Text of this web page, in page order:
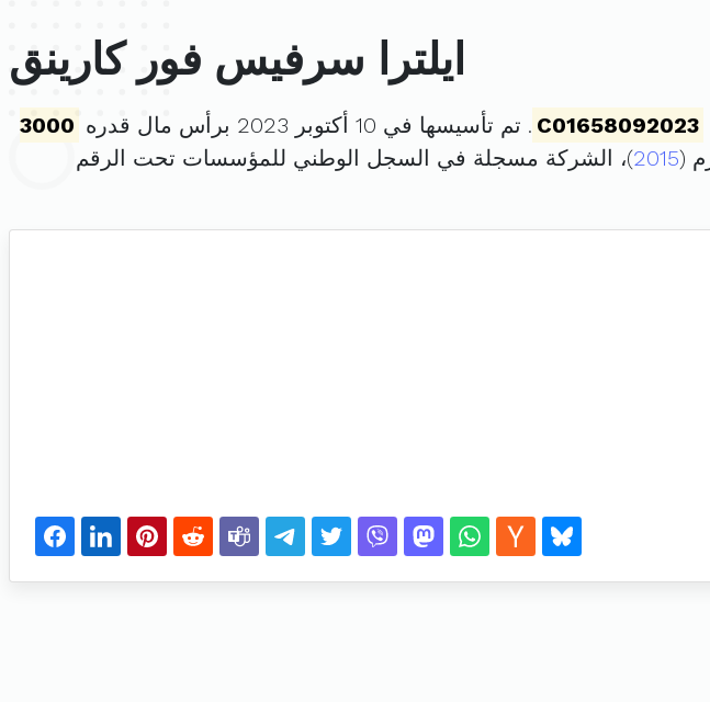
ايلترا سرفيس فور كارينق
C01658092023 . تم تأسيسها في 10 أكتوبر 2023 برأس مال قدره
3000
2015)، الشركة مسجلة في السجل الوطني للمؤسسات تحت الرقم